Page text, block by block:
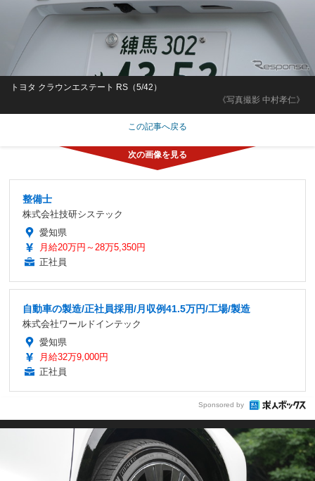
《写真撮影 中村孝仁》
トヨタ クラウンエステート RS（5/42）
この記事へ戻る
整備士
株式会社技研システック
愛知県
月給20万円～28万5,350円
正社員
自動車の製造/正社員採用/月収例41.5万円/工場/製造
株式会社ワールドインテック
愛知県
月給32万9,000円
正社員
Sponsored by